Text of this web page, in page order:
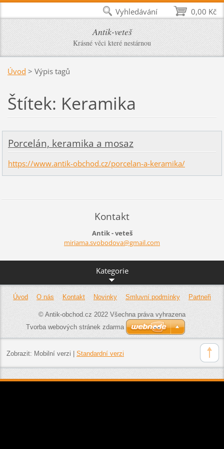
Antik-veteš
Krásné věci které nestárnou
Úvod > Výpis tagů
Štítek: Keramika
Porcelán, keramika a mosaz
https://www.antik-obchod.cz/porcelan-a-keramika/
Kontakt
Antik - veteš
miriama.svobodova@gmail.com
Kategorie
Úvod O nás Kontakt Novinky Smluvní podmínky Partneři
© Antik-obchod.cz 2022 Všechna práva vyhrazena
Tvorba webových stránek zdarma
Zobrazit: Mobilní verzi Standardní verzi
0,00 Kč
Vyhledávání